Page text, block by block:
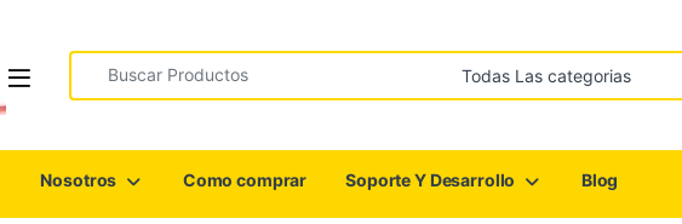
Search for:
Nosotros Como comprar Soporte Y Desarrollo Blog